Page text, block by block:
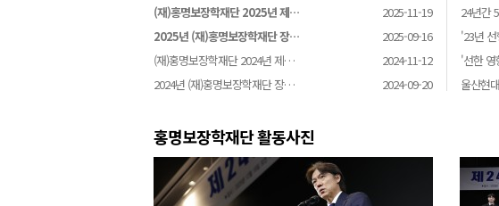
(재)홍명보장학재단 2025년 제…
2025-11-19
2025년 (재)홍명보장학재단 장…
2025-09-16
(재)홍명보장학재단 2024년 제…
2024-11-12
2024년 (재)홍명보장학재단 장…
2024-09-20
24년간
'23년
'선한
울산현
홍명보장학재단 활동사진